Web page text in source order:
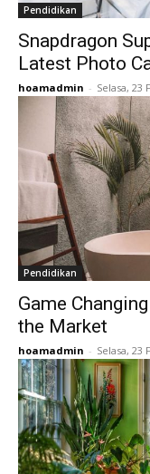
Pendidikan
Snapdragon
Latest Photo
hoamadmin - Selasa, 23
Pendidikan
Game
the Market
hoamadmin - Selasa, 23